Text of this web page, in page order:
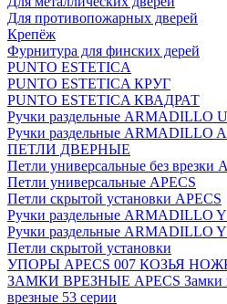
Для противопожарных дверей
Крепёж
Фурнитура для финских дерей
PUNTO ESTETICA
PUNTO ESTETICA КРУГ
PUNTO ESTETICA КВАДРАТ
Ручки раздельные ARMADILLO
Ручки раздельные ARMADILLO
ПЕТЛИ ДВЕРНЫЕ
Петли универсальные без врезки
Петли универсальные APECS
Петли скрытой установки APECS
Ручки раздельные ARMADILLO
Ручки раздельные
Петли скрытой установки
УПОРЫ APECS 007 КОЗЬЯ
ЗАМКИ ВРЕЗНЫЕ APECS Замки
врезные 53 серии